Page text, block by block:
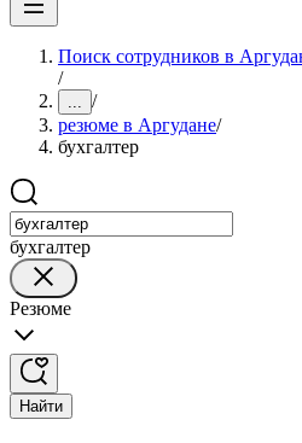
Поиск сотрудников в
/
... /
резюме в Аргудане/
бухгалтер
бухгалтер
Резюме
Найти